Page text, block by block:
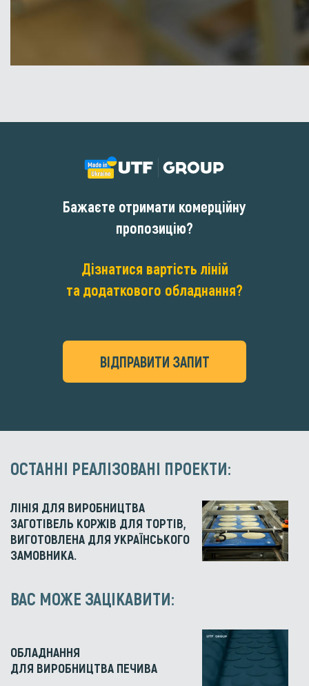
Бажаєте отримати комерційну
пропозицію?
Дізнатися вартість ліній
та додаткового обладнання?
ВІДПРАВИТИ ЗАПИТ
ОСТАННІ РЕАЛІЗОВАНІ ПРОЕКТИ:
ЛІНІЯ ДЛЯ ВИРОБНИЦТВА
ЗАГОТІВЕЛЬ КОРЖІВ ДЛЯ ТОРТІВ,
ВИГОТОВЛЕНА ДЛЯ УКРАЇНСЬКОГО
ЗАМОВНИКА.
ВАС МОЖЕ ЗАЦІКАВИТИ:
ОБЛАДНАННЯ
ДЛЯ ВИРОБНИЦТВА ПЕЧИВА